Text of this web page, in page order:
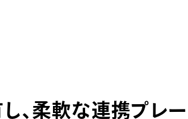
、柔軟な連携プレ